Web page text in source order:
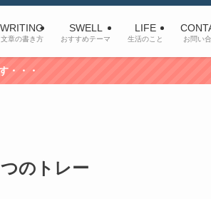
WRITING
文章の書き方
SWELL
おすすめテーマ
LIFE
生活のこと お問い
のトレー